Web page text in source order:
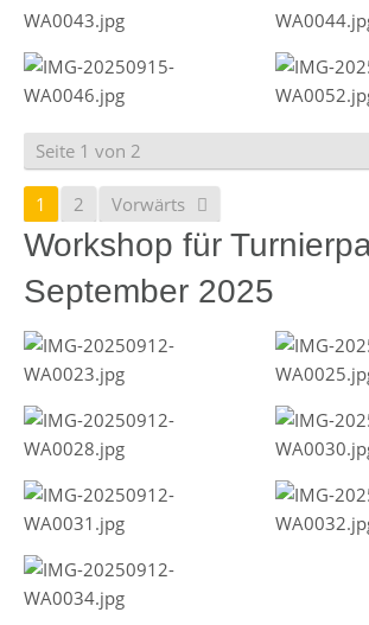
Seite 1 von 2
1 2 Vorwärts
Workshop für
September 2025